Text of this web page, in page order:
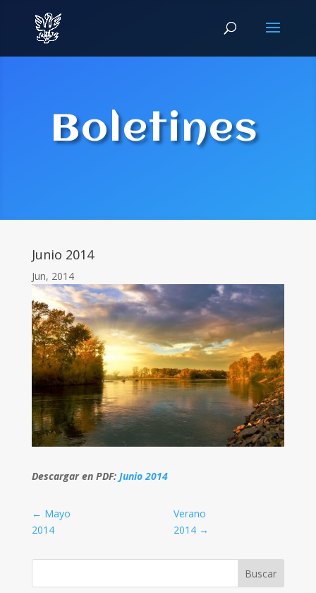
Boletines
Junio 2014
Jun, 2014
Descargar en PDF: Junio 2014
← Mayo
2014
Verano
2014 →